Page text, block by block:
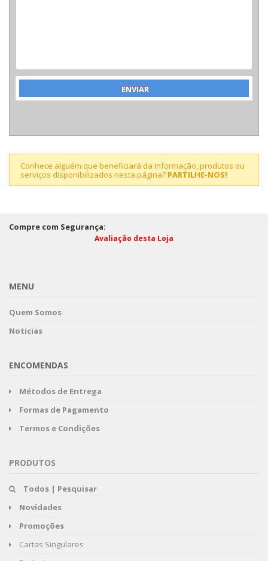
Conhece alguém que beneficiará da informação, produtos ou
serviços disponibilizados nesta página? PARTILHE-NOS!
Compre com Segurança:
Avaliação desta Loja
MENU
Quem Somos
Noticias
ENCOMENDAS
Métodos de Entrega
Formas de Pagamento
Termos e Condições
PRODUTOS
Todos | Pesquisar
Novidades
Promoções
Cartas Singulares